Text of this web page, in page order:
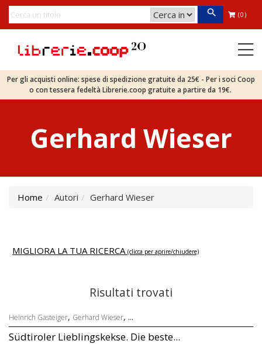
(0)
Per gli acquisti online: spese di spedizione gratuite da 25€ - Per i soci Coop
o con tessera fedeltà Librerie.coop gratuite a partire da 19€.
Gerhard Wieser
Home Autori Gerhard Wieser
MIGLIORA LA TUA RICERCA (clicca per aprire/chiudere)
Risultati trovati
Heinrich Gasteiger, Gerhard Wieser, ...
Südtiroler Lieblingskekse. Die beste...